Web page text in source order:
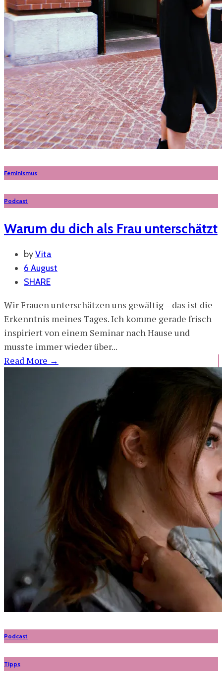
Feminismus
Podcast
Warum du dich als Frau unterschätzt
byVita
6 August
SHARE
Wir Frauen unterschätzen uns gewältig – das ist die
Erkenntnis meines Tages. Ich komme gerade frisch
inspiriert von einem Seminar nach Hause und
musste immer wieder über...
Read More →
Podcast
Tipps